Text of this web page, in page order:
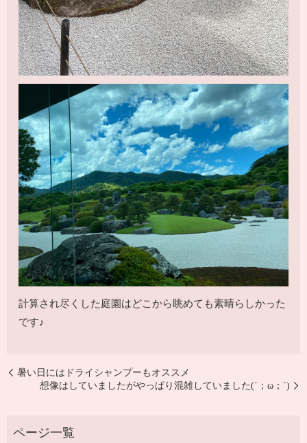
計算され尽くした庭園はどこから眺めても素晴らしかった
です♪
暑い日にはドライシャンプーもオススメ
想像はしていましたがやっぱり混雑していました(´；ω；`)